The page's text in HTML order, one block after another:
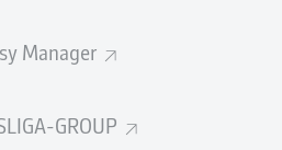
Manager
GROUPDA